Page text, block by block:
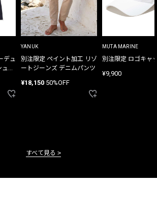
デュ
ガ
YANUK
別注限定 ペイント加工 リゾ
ートジーンズ デニムパンツ
¥18,150 50%OFF
MUTA MARINE
別注限定 ロゴキャ
¥9,900
すべて見る